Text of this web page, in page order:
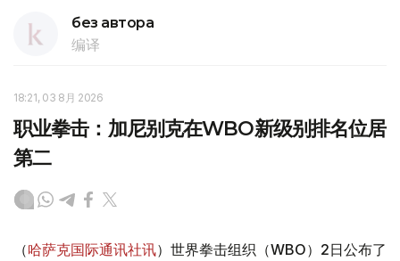
без автора
编译
18:21, 03 8月 2026
职业拳击：加尼别克在WBO新级别排名位居
第二
（哈萨克国际通讯社讯）世界拳击组织（WBO）2日公布了